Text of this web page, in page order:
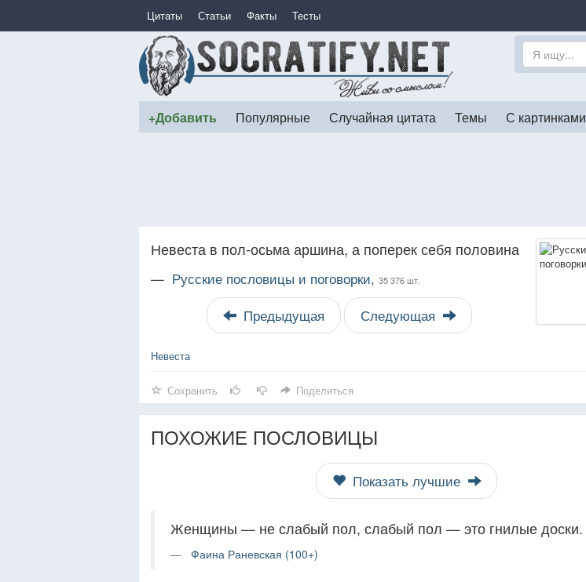
Цитаты Статьи Факты Тесты
+Добавить Популярные Случайная цитата Темы С картинками
Невеста в пол-осьма аршина, а поперек себя половина
— Русские пословицы и поговорки, 35 376 шт.
Предыдущая Следующая
Невеста
Сохранить Поделиться
ПОХОЖИЕ ПОСЛОВИЦЫ
Показать лучшие
Женщины — не слабый пол, слабый пол — это гнилые доски.
Фаина Раневская (100+)